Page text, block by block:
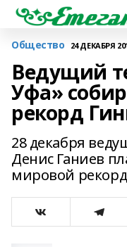
Общество 24 ДЕКАБРЯ
Ведущий
Уфа»
рекорд
28 декабря
Денис Ганиев
мировой